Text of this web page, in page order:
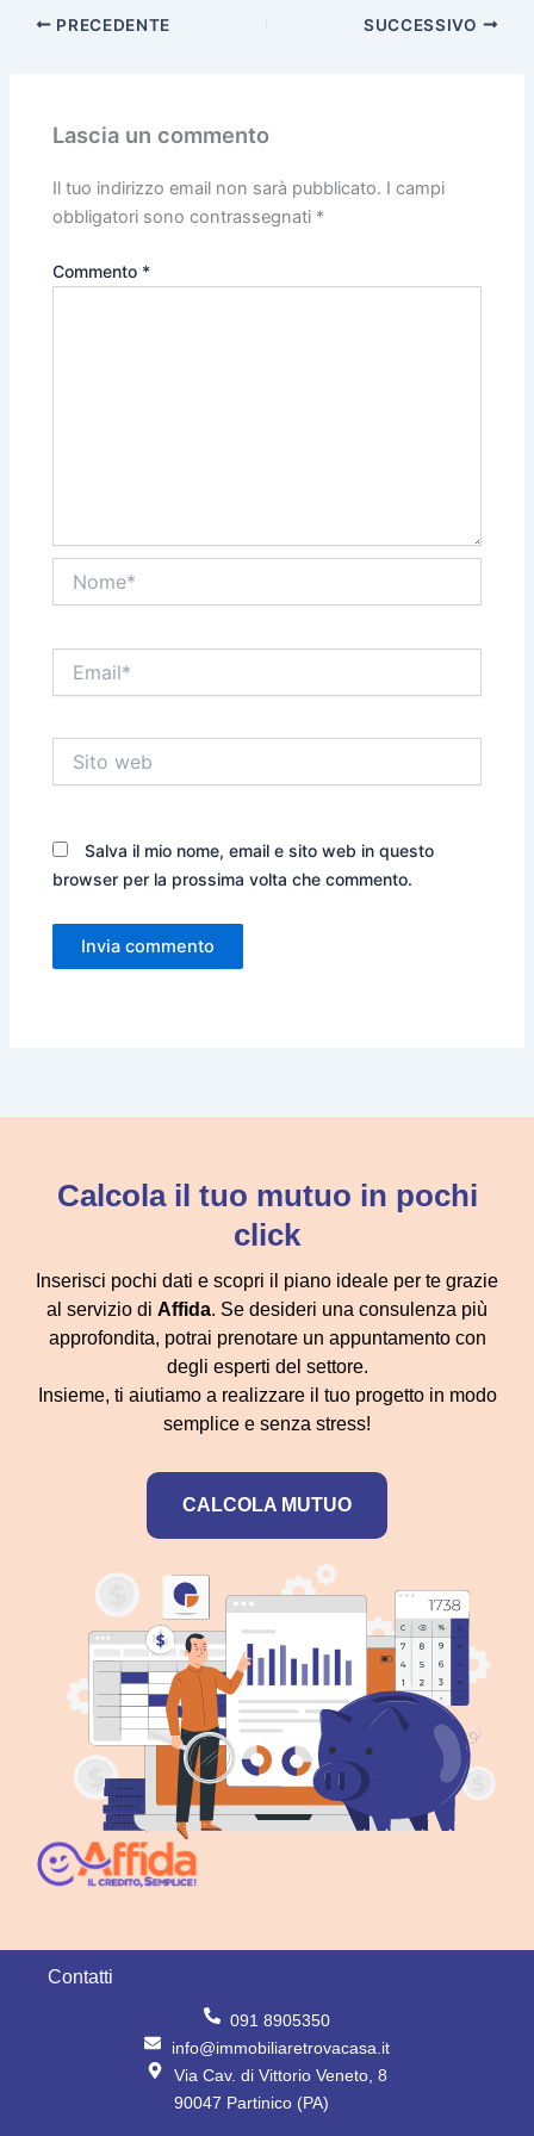
PRECEDENTE SUCCESSIVO
Lascia un commento
Il tuo indirizzo email non sarà pubblicato. I campi
obbligatori sono contrassegnati *
Commento *
web
Salva il mio nome, email e sito web in questo
browser per la prossima volta che commento.
Inserisci pochi dati e scopri il piano ideale per te grazie
al servizio di Affida. Se desideri una consulenza più
approfondita, potrai prenotare un appuntamento con
degli esperti del settore.
Insieme, ti aiutiamo a realizzare il tuo progetto in modo
semplice e senza stress!
CALCOLA MUTUO
Calcola il tuo mutuo in pochi
click
Contatti
091 8905350
info@immobiliaretrovacasa.it
Via Cav. di Vittorio Veneto, 8
90047 Partinico (PA)